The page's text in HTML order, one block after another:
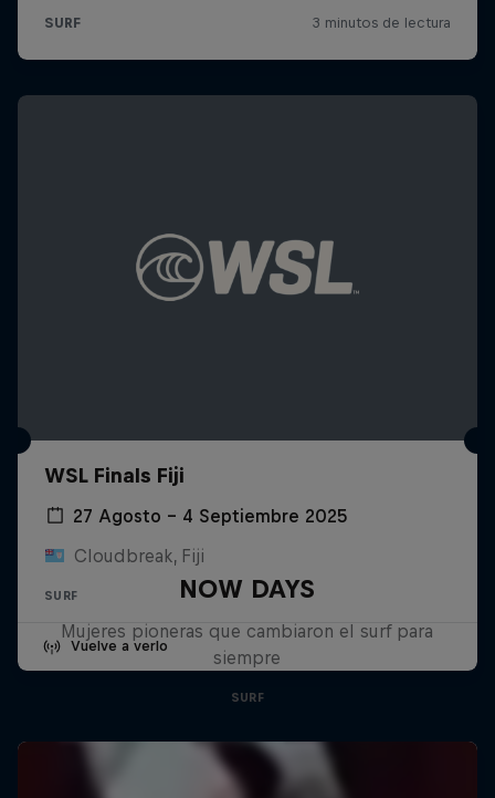
WSL Finals Fiji
27 Agosto – 4 Septiembre 2025
Cloudbreak, Fiji
SURF
Vuelve a verlo
NOW DAYS
Mujeres pioneras que cambiaron el surf para
siempre
SURF